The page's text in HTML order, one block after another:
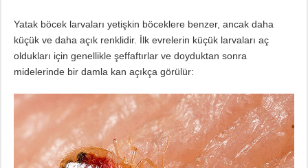
Yatak böcek larvaları yetişkin böceklere benzer, ancak daha
küçük ve daha açık renklidir. İlk evrelerin küçük larvaları aç
oldukları için genellikle şeffaftırlar ve doyduktan sonra
midelerinde bir damla kan açıkça görülür: